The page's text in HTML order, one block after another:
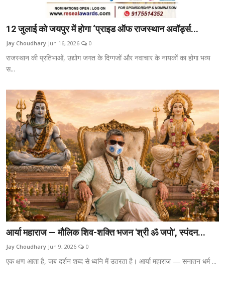
12 जुलाई को जयपुर में होगा ‘प्राइड ऑफ राजस्थान अवॉर्ड्स...
Jay Choudhary Jun 16, 2026 0
राजस्थान की प्रतिभाओं, उद्योग जगत के दिग्गजों और नवाचार के नायकों का होगा भव्य
स...
आर्या महाराज — मौलिक शिव-शक्ति भजन 'श्री ॐ जपो', स्पंदन...
Jay Choudhary Jun 9, 2026 0
एक क्षण आता है, जब दर्शन शब्द से ध्वनि में उतरता है। आर्या महाराज — सनातन धर्म ...